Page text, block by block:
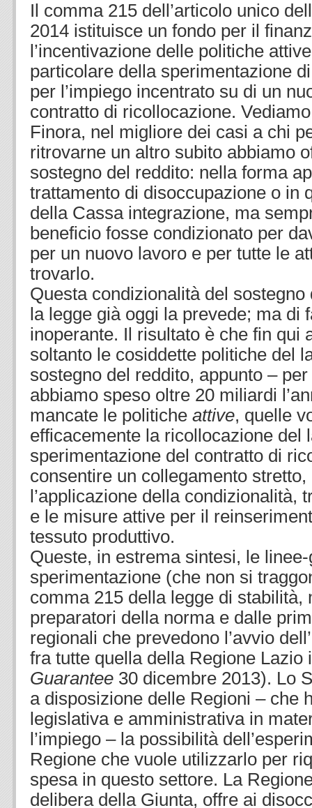
Il comma 215 dell’articolo unico
2014 istituisce un fondo per il
l’incentivazione delle politiche
particolare della sperimentazione
per l’impiego incentrato su di un
contratto di ricollocazione.
Finora, nel migliore dei casi a chi
ritrovarne un altro subito abbiamo
sostegno del reddito: nella forma
trattamento di disoccupazione o in
della Cassa integrazione, ma
beneficio fosse condizionato per
per un nuovo lavoro e per tutte le
trovarlo.
Questa condizionalità del
la legge già oggi la prevede; ma di
inoperante. Il risultato è che fin qui
soltanto le cosiddette politiche del
sostegno del reddito, appunto –
abbiamo speso oltre 20 miliardi
mancate le politiche attive, quelle
efficacemente la ricollocazione del
sperimentazione del contratto di
consentire un collegamento
l’applicazione della condizionalità,
e le misure attive per il
tessuto produttivo.
Queste, in estrema sintesi, le
sperimentazione (che non si
comma 215 della legge di stabilità,
preparatori della norma e dalle
regionali che prevedono l’avvio
fra tutte quella della Regione
Guarantee 30 dicembre 2013). Lo
a disposizione delle Regioni – che
legislativa e amministrativa in
l’impiego – la possibilità
Regione che vuole utilizzarlo per
spesa in questo settore. La
delibera della Giunta, offre ai